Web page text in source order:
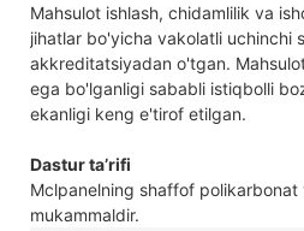
Mahsulot ishlash, chidamlilik va
jihatlar bo'yicha vakolatli uchinchi
akkreditatsiyadan o'tgan.
ega bo'lganligi sababli istiqbolli
ekanligi keng e'tirof etilgan.
Dastur taʼrifi
Mclpanelning shaffof
mukammaldir.